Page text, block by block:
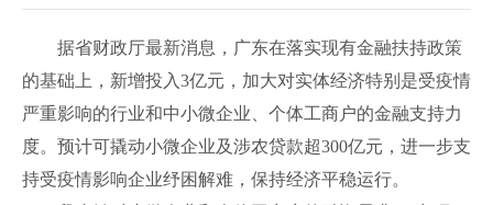
据省财政厅最新消息，广东在落实现有金融扶持政策
的基础上，新增投入3亿元，加大对实体经济特别是受疫情
严重影响的行业和中小微企业、个体工商户的金融支持力
度。预计可撬动小微企业及涉农贷款超300亿元，进一步支
持受疫情影响企业纾困解难，保持经济平稳运行。